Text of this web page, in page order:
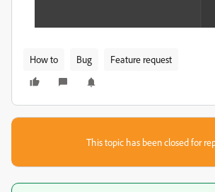
How to Bug Feature request
This topic has been closed for